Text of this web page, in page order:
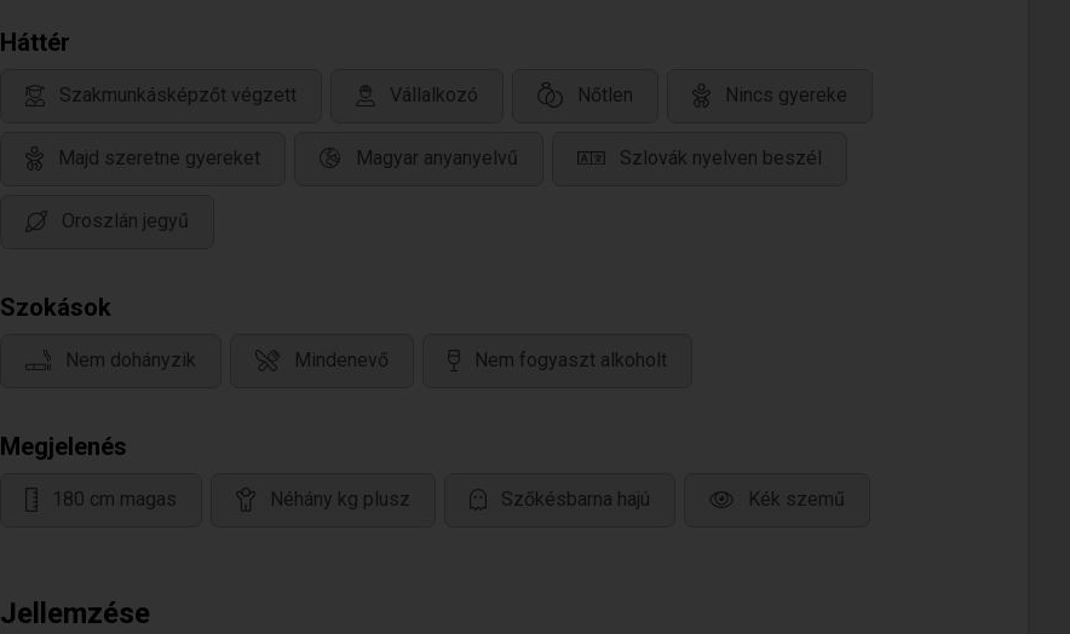
Háttér
Szakmunkásképzőt végzett Vállalkozó Nőtlen Nincs gyereke
Majd szeretne gyereket Magyar anyanyelvű Szlovák nyelven beszél
Oroszlán jegyű
Szokások
Nem dohányzik Mindenevő Nem fogyaszt alkoholt
Megjelenés
180 cm magas Néhány kg plusz Szőkésbarna hajú Kék szemű
Jellemzése